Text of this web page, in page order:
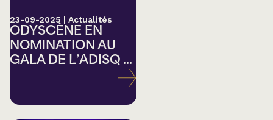
23-09-2025 | Actualités
ODYSCÈNE EN
NOMINATION AU
GALA DE L’ADISQ ...